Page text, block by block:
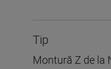
Tip
Montură Z de la